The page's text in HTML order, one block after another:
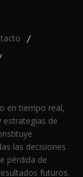
/
en tiempo real,
estrategias de
las decisiones
pérdida de
futuros.